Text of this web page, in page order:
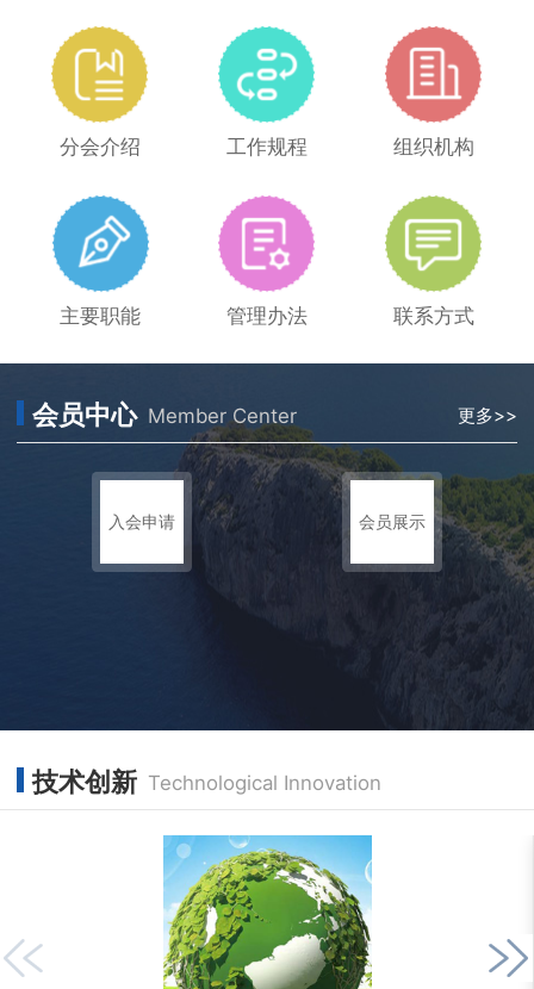
分会介绍 工作规程 组织机构
主要职能 管理办法 联系方式
会员中心 Member Center 更多>>
入会申请 会员展示
技术创新 Technological Innovation